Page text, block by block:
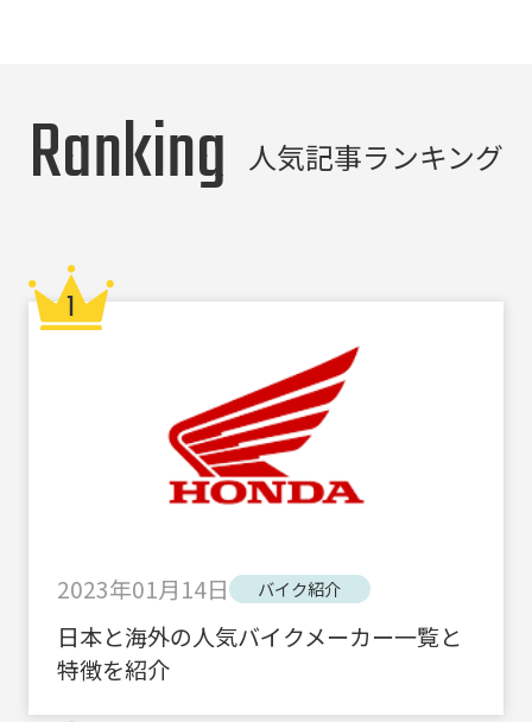
Ranking 人気記事ランキング
2023年01月14日 バイク紹介
日本と海外の人気バイクメーカー一覧と
特徴を紹介